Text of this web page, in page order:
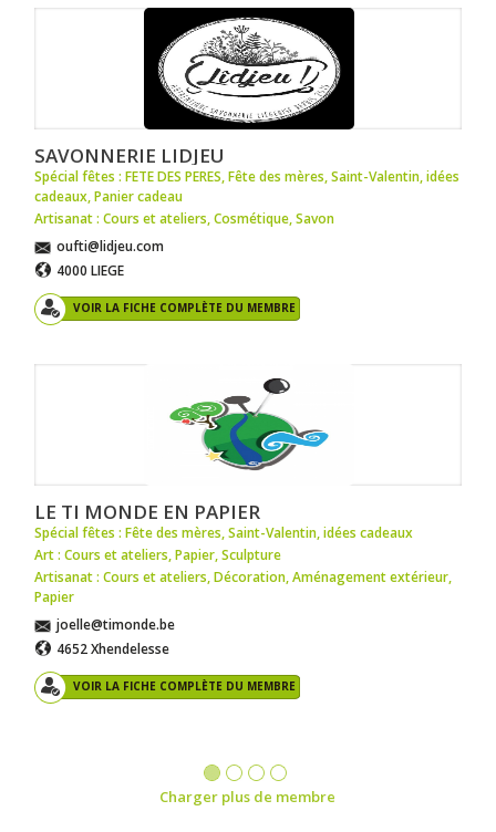
SAVONNERIE LIDJEU
Spécial fêtes : FETE DES PERES,Fête des mères,Saint-Valentin,idées
cadeaux,Panier cadeau
Artisanat : Cours et ateliers,Cosmétique,Savon
oufti@lidjeu.com
4000 LIEGE
VOIR LA FICHE COMPLÈTE DU MEMBRE
LE TI MONDE EN PAPIER
Spécial fêtes : Fête des mères,Saint-Valentin,idées cadeaux
Art : Cours et ateliers,Papier,Sculpture
Artisanat : Cours et ateliers,Décoration,Aménagement extérieur,
Papier
joelle@timonde.be
4652 Xhendelesse
VOIR LA FICHE COMPLÈTE DU MEMBRE
Charger plus de membre